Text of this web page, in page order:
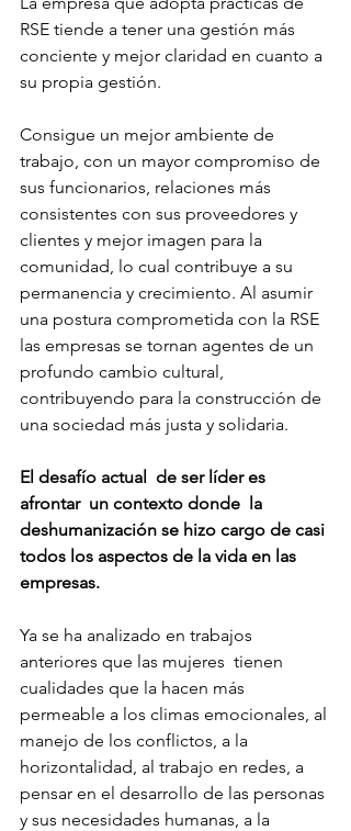
RSE tiende a tener una gestión más
conciente y mejor claridad en cuanto a
su propia gestión.
Consigue un mejor ambiente de
trabajo, con un mayor compromiso de
sus funcionarios, relaciones más
consistentes con sus proveedores y
clientes y mejor imagen para la
comunidad, lo cual contribuye a su
permanencia y crecimiento. Al asumir
una postura comprometida con la RSE
las empresas se tornan agentes de un
profundo cambio cultural,
contribuyendo para la construcción de
una sociedad más justa y solidaria.
El desafío actual  de ser líder es
afrontar  un contexto donde  la
deshumanización se hizo cargo de casi
todos los aspectos de la vida en las
empresas.
Ya se ha analizado en trabajos
anteriores que las mujeres  tienen
cualidades que la hacen más
permeable a los climas emocionales, al
manejo de los conflictos, a la
horizontalidad, al trabajo en redes, a
pensar en el desarrollo de las personas
y sus necesidades humanas, a la